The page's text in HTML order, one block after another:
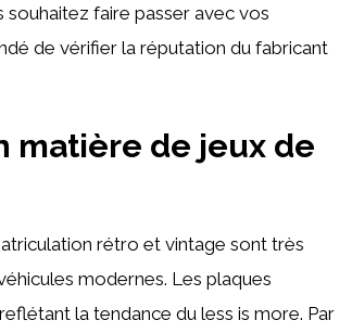
souhaitez faire passer avec vos
de vérifier la réputation du fabricant
matière de jeux de
rétro et vintage sont très
modernes. Les plaques
la tendance du less is more. Par